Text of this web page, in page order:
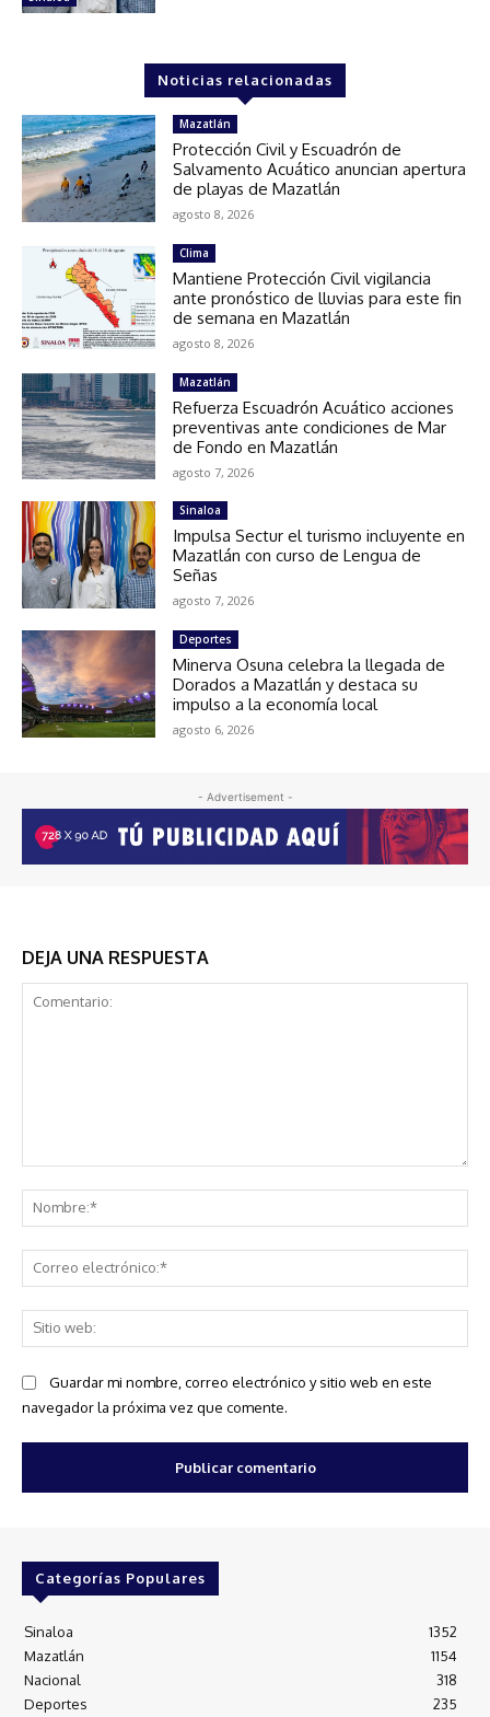
Noticias relacionadas
Mazatlán
Protección Civil y Escuadrón de
Salvamento Acuático anuncian apertura
de playas de Mazatlán
agosto 8, 2026
Clima
Mantiene Protección Civil vigilancia
ante pronóstico de lluvias para este fin
de semana en Mazatlán
agosto 8, 2026
Mazatlán
Refuerza Escuadrón Acuático acciones
preventivas ante condiciones de Mar
de Fondo en Mazatlán
agosto 7, 2026
Sinaloa
Impulsa Sectur el turismo incluyente en
Mazatlán con curso de Lengua de
Señas
agosto 7, 2026
Deportes
Minerva Osuna celebra la llegada de
Dorados a Mazatlán y destaca su
impulso a la economía local
agosto 6, 2026
- Advertisement -
DEJA UNA RESPUESTA
Guardar mi nombre, correo electrónico y sitio web en este
navegador la próxima vez que comente.
Categorías Populares
Sinaloa
1352
Mazatlán
1154
Nacional
318
Deportes
235